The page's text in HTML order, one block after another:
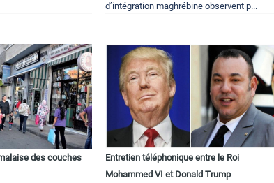
d’intégration maghrébine observent p...
des couches
Entretien téléphonique entre le Roi
Mohammed VI et Donald Trump